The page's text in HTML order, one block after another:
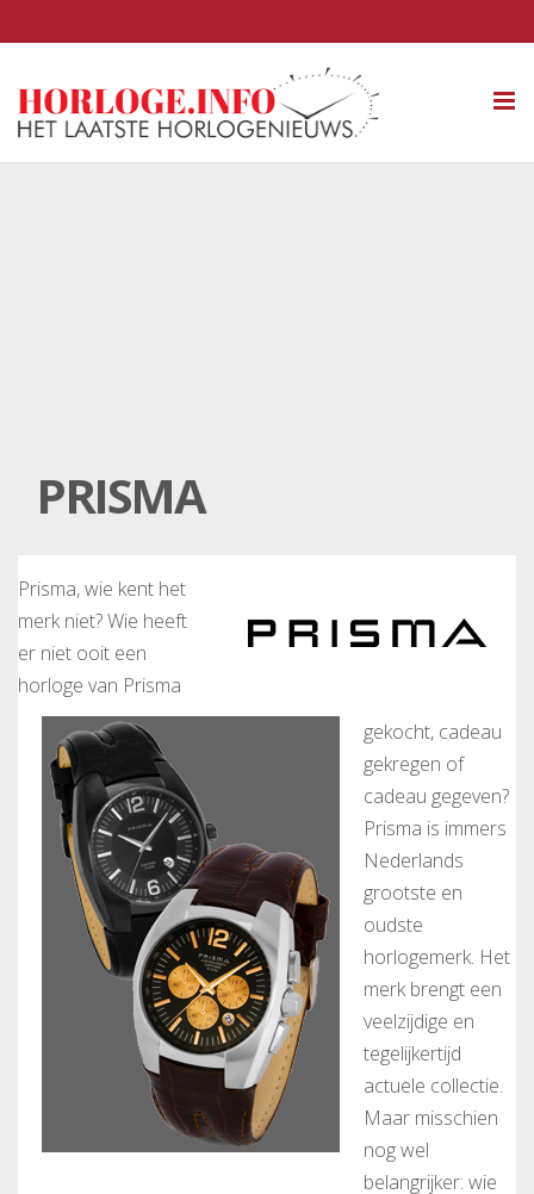
PRISMA
Prisma, wie kent het
merk niet? Wie heeft
er niet ooit een
horloge van Prisma
gekocht, cadeau
gekregen of
cadeau gegeven?
Prisma is immers
Nederlands
grootste en
oudste
horlogemerk. Het
merk brengt een
veelzijdige en
tegelijkertijd
actuele collectie.
Maar misschien
nog wel
belangrijker: wie